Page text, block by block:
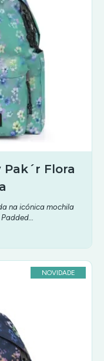
Flora
na icónica mochila
NOVIDADE